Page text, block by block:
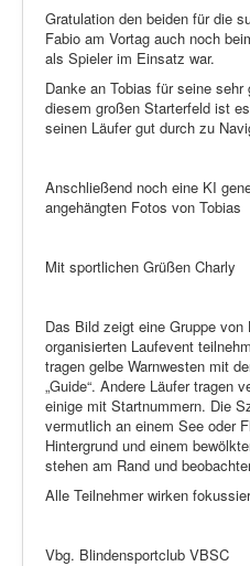
Gratulation den beiden für die
Fabio am Vortag auch noch
als Spieler im Einsatz war.
Danke an Tobias für seine
diesem großen Starterfeld ist
seinen Läufer gut durch zu
Anschließend noch eine KI
angehängten Fotos von Tobias
Mit sportlichen Grüßen Charly
Das Bild zeigt eine Gruppe von
organisierten Laufevent
tragen gelbe Warnwesten mit
„Guide“. Andere Läufer tragen
einige mit Startnummern. Die
vermutlich an einem See oder
Hintergrund und einem
stehen am Rand und
Alle Teilnehmer wirken
Vbg. Blindensportclub VBSC